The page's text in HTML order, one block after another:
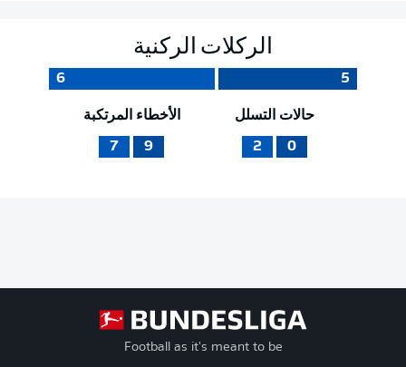
الركلات الركنية
5
6
حالات التسلل
0
2
الأخطاء المرتكبة
9
7
Football as it's meant to be